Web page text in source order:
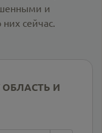
и
них сейчас.
ОБЛАСТЬ И